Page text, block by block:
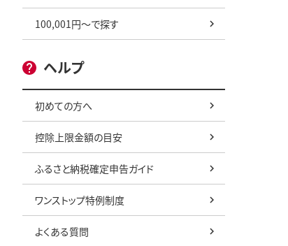
100,001円～で探す
ヘルプ
初めての方へ
控除上限金額の目安
ふるさと納税確定申告ガイド
ワンストップ特例制度
よくある質問